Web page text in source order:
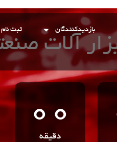
بازدیدکنندگان ثبت نام
آلات
00
دقیقه‌